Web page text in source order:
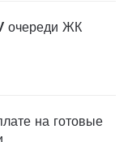
очереди ЖК
на готовые